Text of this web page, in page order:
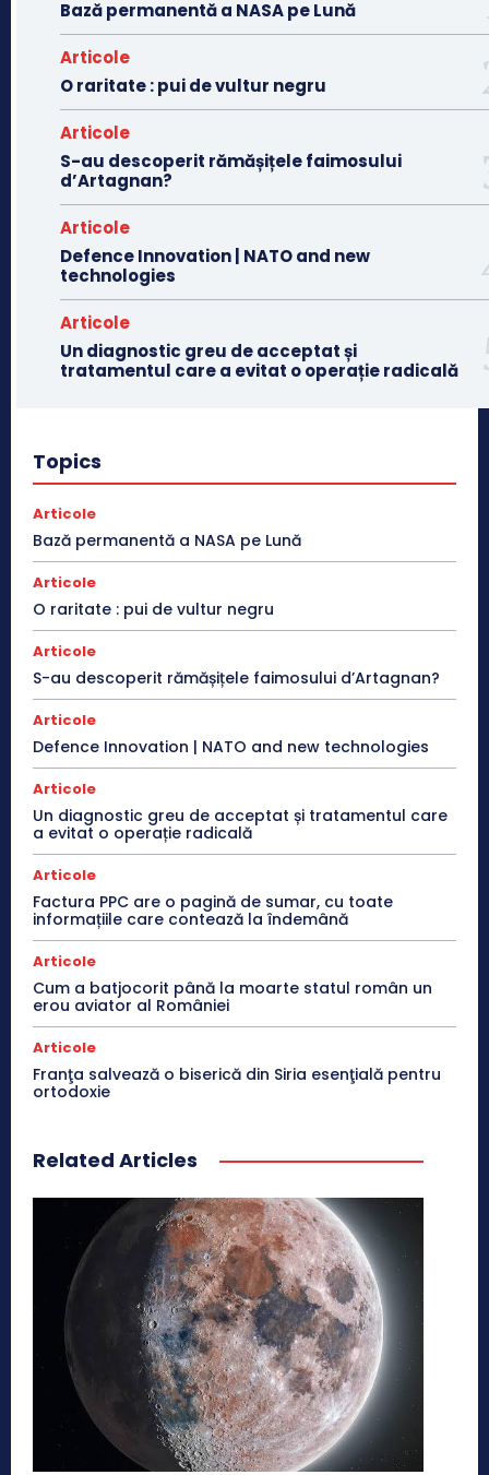
Bază permanentă a NASA pe Lună
Articole
O raritate : pui de vultur negru
Articole
S-au descoperit rămășițele faimosului
d’Artagnan?
Articole
Defence Innovation | NATO and new
technologies
Articole
Un diagnostic greu de acceptat și
tratamentul care a evitat o operație radicală
Topics
Articole
Bază permanentă a NASA pe Lună
Articole
O raritate : pui de vultur negru
Articole
S-au descoperit rămășițele faimosului d’Artagnan?
Articole
Defence Innovation | NATO and new technologies
Articole
Un diagnostic greu de acceptat și tratamentul care
a evitat o operație radicală
Articole
Factura PPC are o pagină de sumar, cu toate
informațiile care contează la îndemână
Articole
Cum a batjocorit până la moarte statul român un
erou aviator al României
Articole
Franţa salvează o biserică din Siria esenţială pentru
ortodoxie
Related Articles